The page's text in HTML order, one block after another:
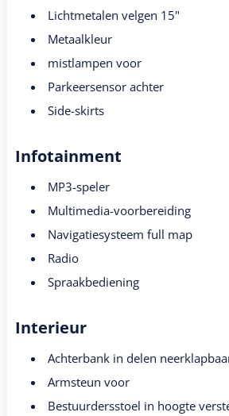
Lichtmetalen velgen 15"
Metaalkleur
mistlampen voor
Parkeersensor achter
Side-skirts
Infotainment
MP3-speler
Multimedia-voorbereiding
Navigatiesysteem full map
Radio
Spraakbediening
Interieur
Achterbank in delen
Armsteun voor
Bestuurdersstoel in hoogte